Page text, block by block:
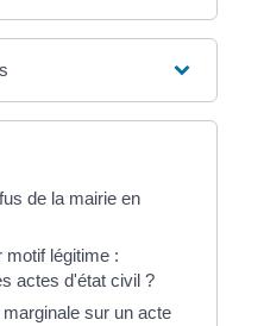
de la mairie en
motif légitime :
actes d'état civil ?
sur un acte